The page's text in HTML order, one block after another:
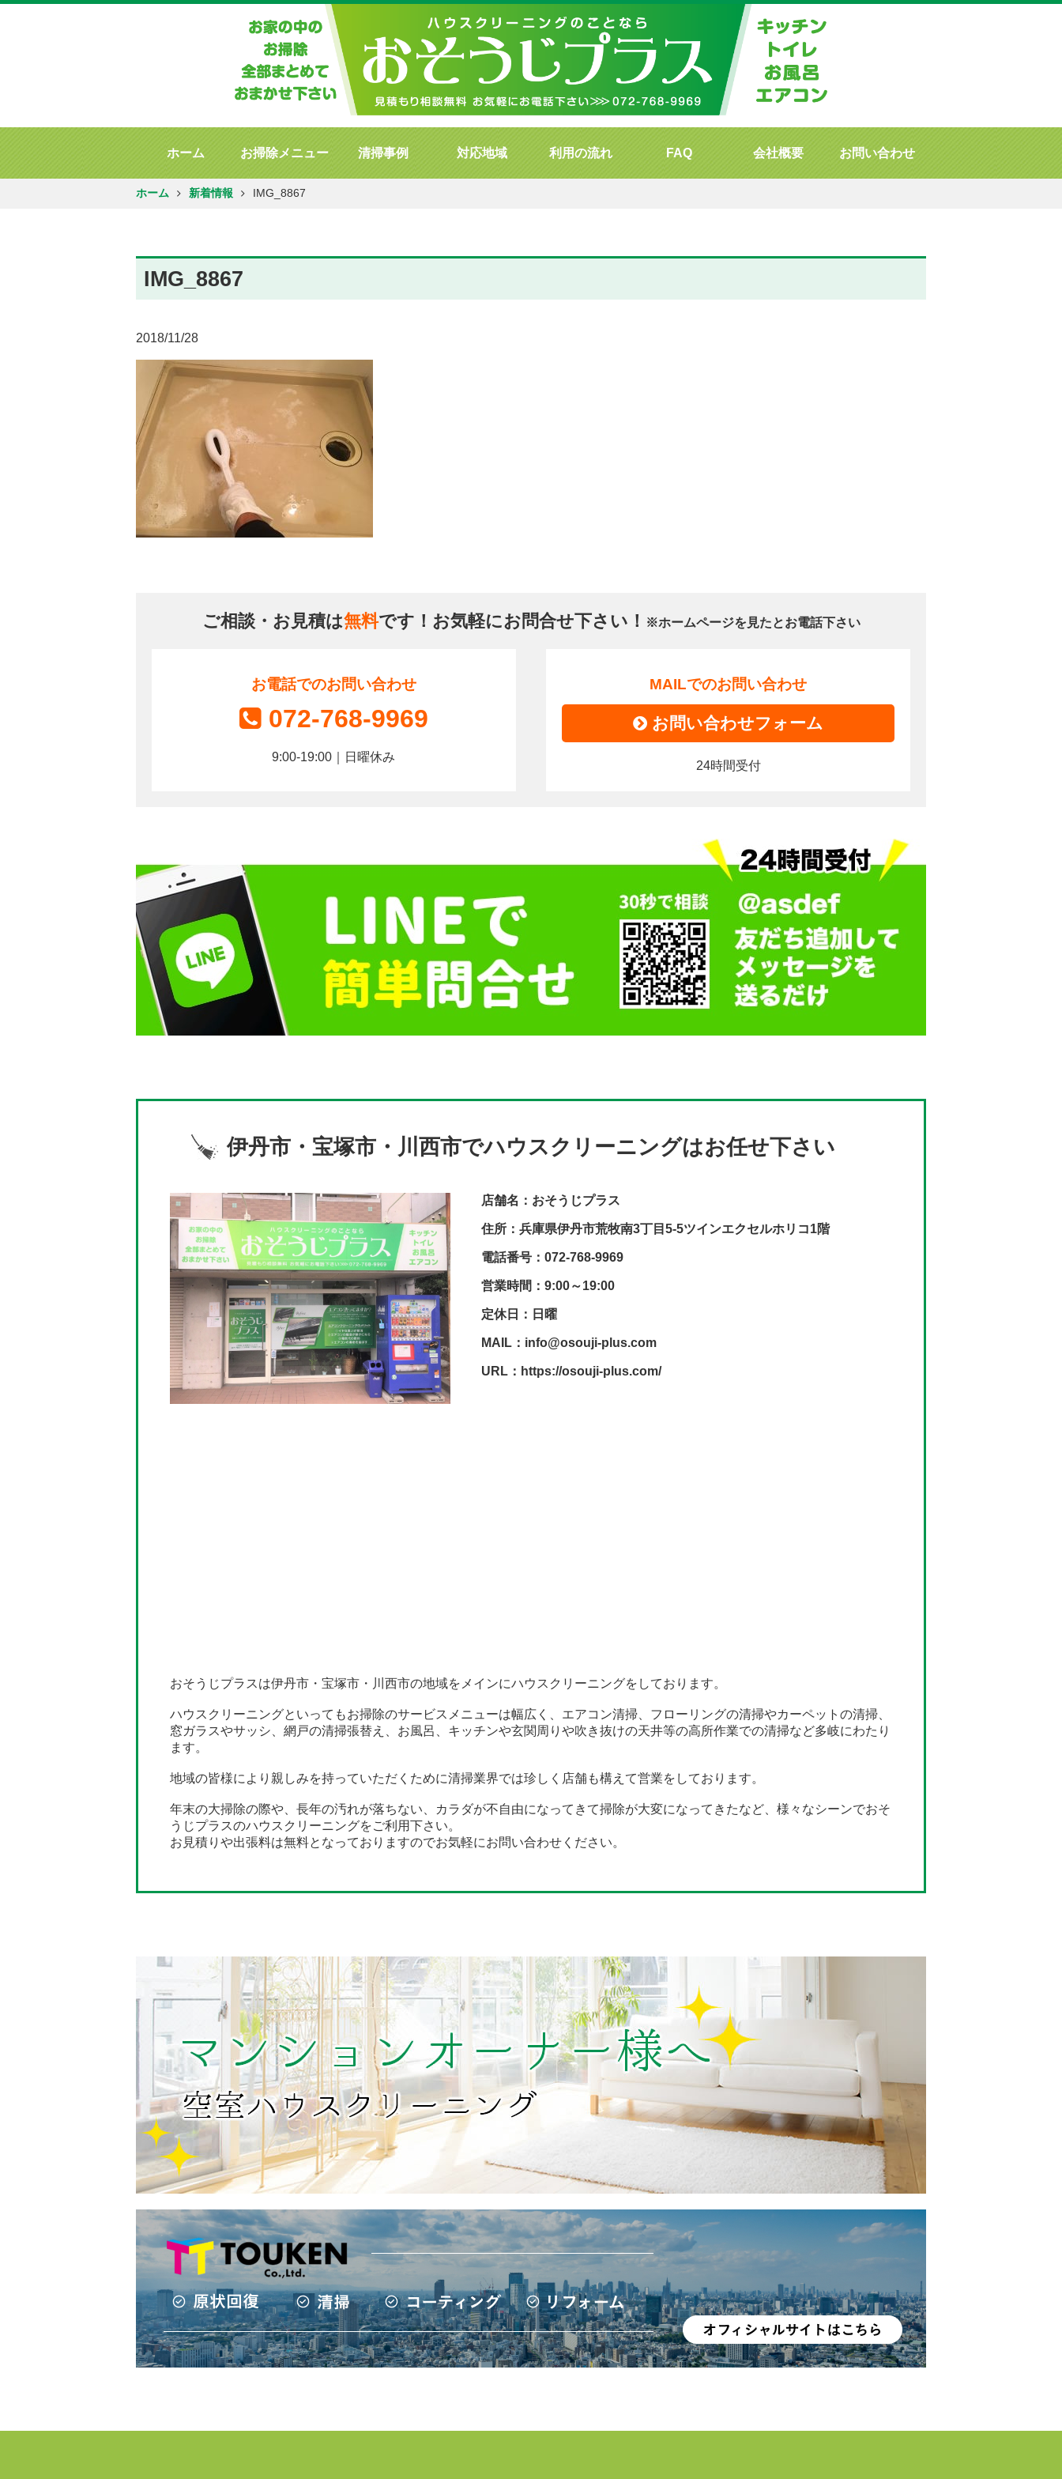
ホーム お掃除メニュー 清掃事例 対応地域 利用の流れ FAQ 会社概要 お問い合わせ
ホーム 新着情報 IMG_8867
IMG_8867
2018/11/28
ご相談・お見積は無料です！お気軽にお問合せ下さい！ ※ホームページを見たとお電話下さい
お電話でのお問い合わせ
072-768-9969
9:00-19:00｜日曜休み
MAILでのお問い合わせ
お問い合わせフォーム
24時間受付
伊丹市・宝塚市・川西市でハウスクリーニングはお任せ下さい
店舗名：おそうじプラス
住所：兵庫県伊丹市荒牧南3丁目5-5ツインエクセルホリコ1階
電話番号：072-768-9969
営業時間：9:00～19:00
定休日：日曜
MAIL：info@osouji-plus.com
URL：https://osouji-plus.com/
おそうじプラスは伊丹市・宝塚市・川西市の地域をメインにハウスクリーニングをしております。
ハウスクリーニングといってもお掃除のサービスメニューは幅広く、エアコン清掃、フローリングの清掃やカーペットの清掃、
窓ガラスやサッシ、網戸の清掃張替え、お風呂、キッチンや玄関周りや吹き抜けの天井等の高所作業での清掃など多岐にわたり
ます。
地域の皆様により親しみを持っていただくために清掃業界では珍しく店舗も構えて営業をしております。
年末の大掃除の際や、長年の汚れが落ちない、カラダが不自由になってきて掃除が大変になってきたなど、様々なシーンでおそ
うじプラスのハウスクリーニングをご利用下さい。
お見積りや出張料は無料となっておりますのでお気軽にお問い合わせください。